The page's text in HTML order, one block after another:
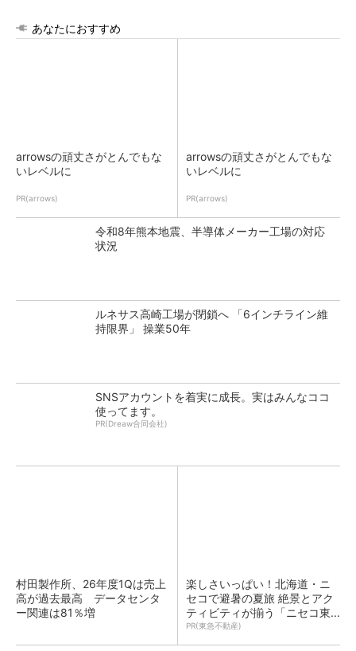
あなたにおすすめ
arrowsの頑丈さがとんでもな
いレベルに
PR(arrows)
arrowsの頑丈さがとんでもな
いレベルに
PR(arrows)
令和8年熊本地震、半導体メーカー工場の対応
状況
ルネサス高崎工場が閉鎖へ 「6インチライン維
持限界」 操業50年
SNSアカウントを着実に成長。実はみんなココ
使ってます。
PR(Dreaw合同会社)
村田製作所、26年度1Qは売上
高が過去最高 データセンタ
ー関連は81％増
楽しさいっぱい！北海道・ニ
セコで避暑の夏旅 絶景とアク
ティビティが揃う「ニセコ東...
PR(東急不動産)